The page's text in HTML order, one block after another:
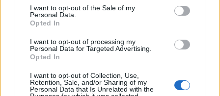
consent section.
I want to opt-out of the Sale of my
Personal Data.
Opted In
I want to opt-out of processing my
Personal Data for Targeted Advertising.
Opted In
I want to opt-out of Collection, Use,
Retention, Sale, and/or Sharing of my
Personal Data that Is Unrelated with the